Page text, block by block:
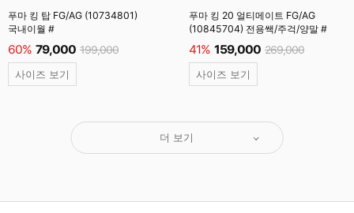
푸마 킹 탑 FG/AG (10734801)
국내이월 #
60% 79,000 199,000
사이즈 보기
푸마 킹 20 얼티메이트 FG/AG
(10845704) 전용쌕/주걱/양말 #
41% 159,000 269,000
사이즈 보기
더 보기